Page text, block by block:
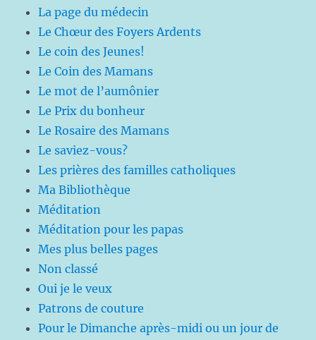
La page du médecin
Le Chœur des Foyers Ardents
Le coin des Jeunes!
Le Coin des Mamans
Le mot de l’aumônier
Le Prix du bonheur
Le Rosaire des Mamans
Le saviez-vous?
Les prières des familles catholiques
Ma Bibliothèque
Méditation
Méditation pour les papas
Mes plus belles pages
Non classé
Oui je le veux
Patrons de couture
Pour le Dimanche après-midi ou un jour de